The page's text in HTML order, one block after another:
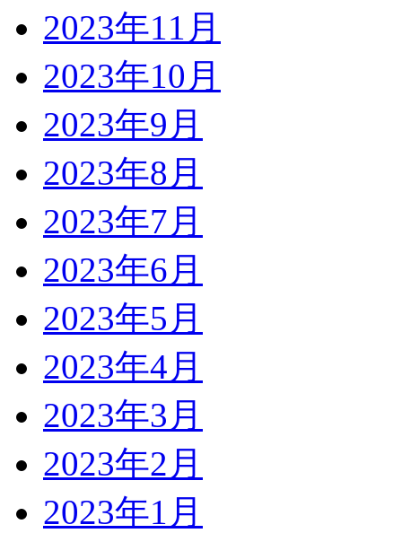
2023年11月
2023年10月
2023年9月
2023年8月
2023年7月
2023年6月
2023年5月
2023年4月
2023年3月
2023年2月
2023年1月